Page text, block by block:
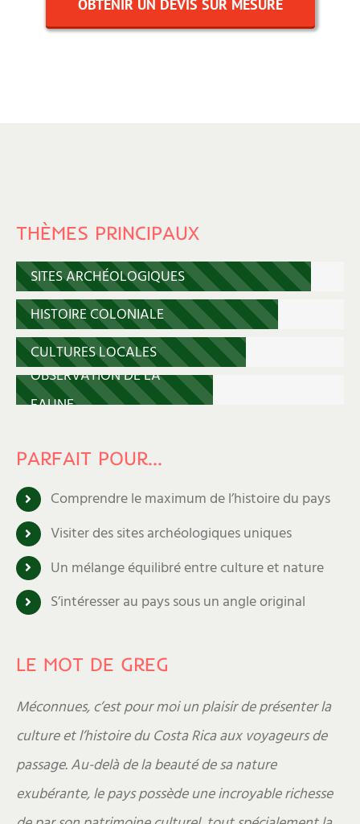
OBTENIR UN DEVIS SUR MESURE
THÈMES PRINCIPAUX
SITES ARCHÉOLOGIQUES
HISTOIRE COLONIALE
CULTURES LOCALES
OBSERVATION DE LA
FAUNE
PARFAIT POUR…
Comprendre le maximum de l’histoire du pays
Visiter des sites archéologiques uniques
Un mélange équilibré entre culture et nature
S’intéresser au pays sous un angle original
LE MOT DE GREG
Méconnues, c’est pour moi un plaisir de présenter la
culture et l’histoire du Costa Rica aux voyageurs de
passage. Au-delà de la beauté de sa nature
exubérante, le pays possède une incroyable richesse